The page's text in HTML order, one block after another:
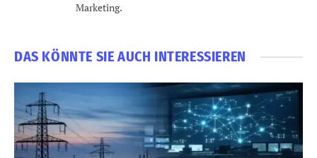
Marketing.
DAS KÖNNTE SIE AUCH INTERESSIEREN